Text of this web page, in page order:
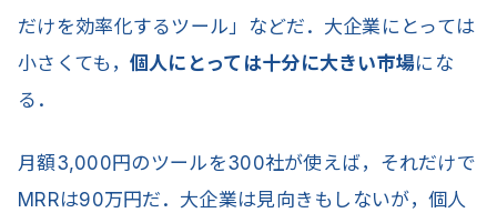
だけを効率化するツール」などだ．大企業にとっては
小さくても， 個人にとっては十分に大きい市場にな
る．
月額3,000円のツールを300社が使えば，それだけで
MRRは90万円だ．大企業は見向きもしないが，個人